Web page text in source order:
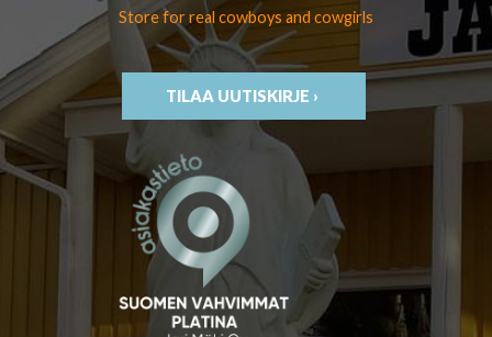
Store for real cowboys and cowgirls
TILAA UUTISKIRJE ›